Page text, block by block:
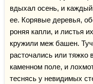
вдыхал осень, и
ее. Корявые деревья,
роняя капли, и листья
кружили меж башен.
расточались или тяжко
каменном поле, и
теснясь у невидимых